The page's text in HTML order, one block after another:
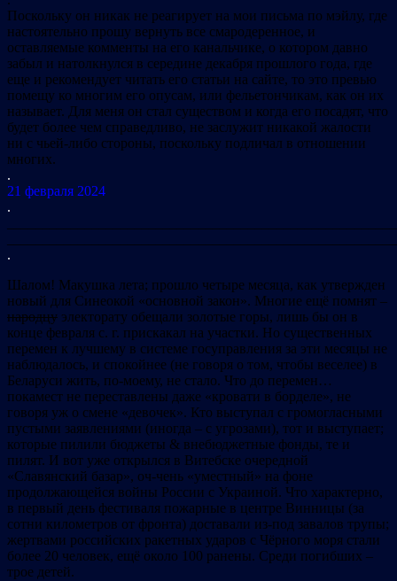
Поскольку он никак не реагирует на мои письма по мэйлу, где
настоятельно прошу вернуть все смародеренное, и
оставляемые комменты на его канальчике, о котором давно
забыл и натолкнулся в середине декабря прошлого года, где
еще и рекомендует читать его статьи на сайте, то это превью
помещу ко многим его опусам, или фельетончикам, как он их
называет. Для меня он стал существом и когда его посадят, что
будет более чем справедливо, не заслужит никакой жалости
ни с чьей-либо стороны, поскольку подличал в отношении
многих.
.
21 февраля 2024
.
.
Шалом! Макушка лета; прошло четыре месяца, как утвержден
новый для Синеокой «основной закон». Многие ещё помнят –
народцу электорату обещали золотые горы, лишь бы он в
конце февраля с. г. прискакал на участки. Но существенных
перемен к лучшему в системе госуправления за эти месяцы не
наблюдалось, и спокойнее (не говоря о том, чтобы веселее) в
Беларуси жить, по-моему, не стало. Что до перемен…
покамест не переставлены даже «кровати в борделе», не
говоря уж о смене «девочек». Кто выступал с громогласными
пустыми заявлениями (иногда – с угрозами), тот и выступает;
которые пилили бюджеты & внебюджетные фонды, те и
пилят. И вот уже открылся в Витебске очередной
«Славянский базар», оч-чень «уместный» на фоне
продолжающейся войны России с Украиной. Что характерно,
в первый день фестиваля пожарные в центре Винницы (за
сотни километров от фронта) доставали из-под завалов трупы;
жертвами российских ракетных ударов с Чёрного моря стали
более 20 человек, ещё около 100 ранены. Среди погибших –
трое детей.